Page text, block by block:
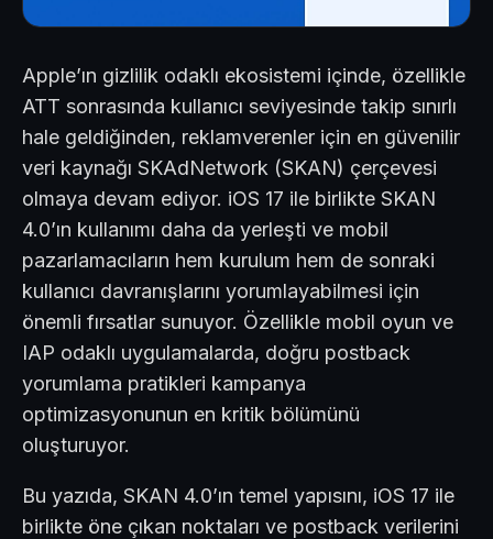
Apple’ın gizlilik odaklı ekosistemi içinde, özellikle
ATT sonrasında kullanıcı seviyesinde takip sınırlı
hale geldiğinden, reklamverenler için en güvenilir
veri kaynağı SKAdNetwork (SKAN) çerçevesi
olmaya devam ediyor. iOS 17 ile birlikte SKAN
4.0’ın kullanımı daha da yerleşti ve mobil
pazarlamacıların hem kurulum hem de sonraki
kullanıcı davranışlarını yorumlayabilmesi için
önemli fırsatlar sunuyor. Özellikle mobil oyun ve
IAP odaklı uygulamalarda, doğru postback
yorumlama pratikleri kampanya
optimizasyonunun en kritik bölümünü
oluşturuyor.
Bu yazıda, SKAN 4.0’ın temel yapısını, iOS 17 ile
birlikte öne çıkan noktaları ve postback verilerini